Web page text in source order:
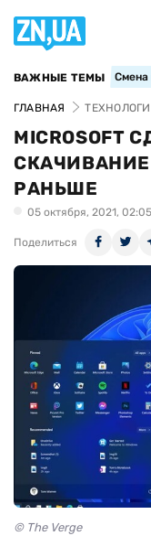
ВАЖНЫЕ ТЕМЫ Смена
ГЛАВНАЯ
СКАЧИВАНИЕ
РАНЬШЕ
05 октября, 2021, 02:05
Поделиться
© The Verge